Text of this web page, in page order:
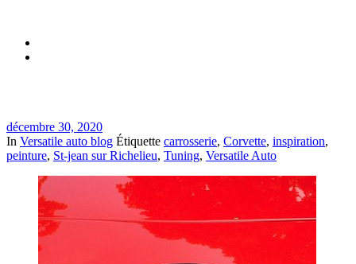
décembre 30, 2020
In Versatile auto blog Étiquette carrosserie, Corvette, inspiration,
peinture, St-jean sur Richelieu, Tuning, Versatile Auto